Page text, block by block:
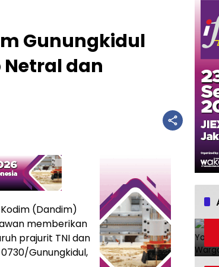
Gunungkidul
dan
(Dandim)
memberikan
prajurit TNI dan
Gunungkidul,